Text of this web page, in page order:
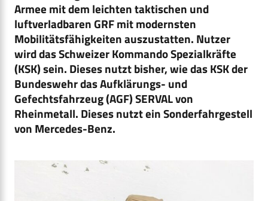
Armee mit dem leichten taktischen und
luftverladbaren GRF mit modernsten
Mobilitätsfähigkeiten auszustatten. Nutzer
wird das Schweizer Kommando Spezialkräfte
(KSK) sein. Dieses nutzt bisher, wie das KSK der
Bundeswehr das Aufklärungs- und
Gefechtsfahrzeug (AGF) SERVAL von
Rheinmetall. Dieses nutzt ein Sonderfahrgestell
von Mercedes-Benz.